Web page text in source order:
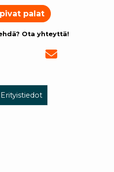
palat
Ota yhteyttä!
Erityistiedot